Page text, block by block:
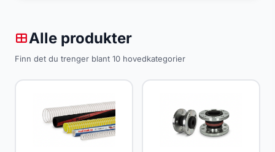
Alle produkter
Finn det du trenger blant 10 hovedkategorier